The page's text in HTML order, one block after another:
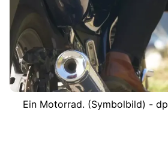
Ein Motorrad. (Symbolbild) -